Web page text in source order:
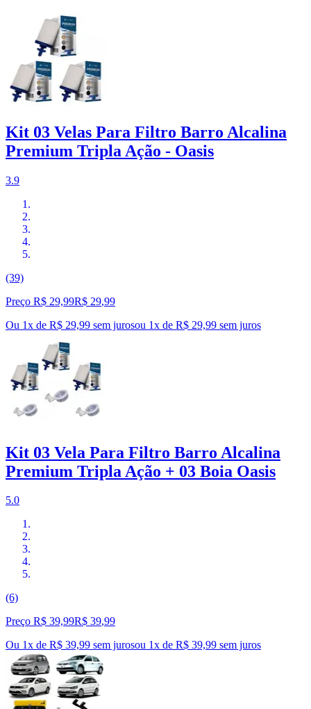
Kit 03 Velas Para Filtro Barro Alcalina
Premium Tripla Ação - Oasis
3.9
(39)
Preço R$ 29,99R$ 29,99
Ou 1x de R$ 29,99 sem jurosou 1x de R$ 29,99 sem juros
Kit 03 Vela Para Filtro Barro Alcalina
Premium Tripla Ação + 03 Boia Oasis
5.0
(6)
Preço R$ 39,99R$ 39,99
Ou 1x de R$ 39,99 sem jurosou 1x de R$ 39,99 sem juros